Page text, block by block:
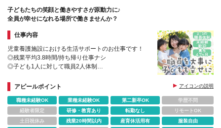
子どもたちの笑顔と働きやすさが原動力に♪
全員が幸せになれる場所で働きませんか？
仕事内容
児童養護施設における生活サポートのお仕事です！
◎残業平均3.8時間/持ち帰り仕事ナシ
◎子ども1人に対して職員2人体制
アピールポイント
アイコンの説明
職種未経験OK 業種未経験OK 第二新卒OK
学歴不問
経験者限定
研修・教育あり 転勤なし
リモートOK
土日祝休み
残業20時間以内 産育休活用有
服装自由